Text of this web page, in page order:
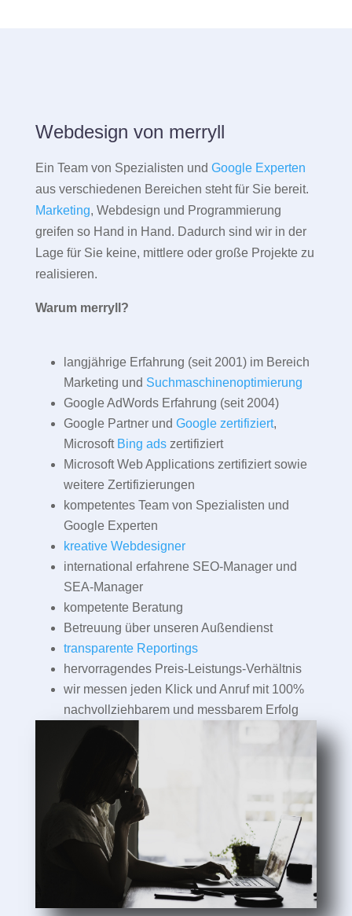
Webdesign von merryll
Ein Team von Spezialisten und Google Experten
aus verschiedenen Bereichen steht für Sie bereit.
Marketing, Webdesign und Programmierung
greifen so Hand in Hand. Dadurch sind wir in der
Lage für Sie keine, mittlere oder große Projekte zu
realisieren.
Warum merryll?
langjährige Erfahrung (seit 2001) im Bereich
Marketing und Suchmaschinenoptimierung
Google AdWords Erfahrung (seit 2004)
Google Partner und Google zertifiziert,
Microsoft Bing adszertifiziert
Microsoft Web Applications zertifiziert sowie
weitere Zertifizierungen
kompetentes Team von Spezialisten und
Google Experten
kreative Webdesigner
international erfahrene SEO-Manager und
SEA-Manager
kompetente Beratung
Betreuung über unseren Außendienst
transparente Reportings
hervorragendes Preis-Leistungs-Verhältnis
wir messen jeden Klick und Anruf mit 100%
nachvollziehbarem und messbarem Erfolg